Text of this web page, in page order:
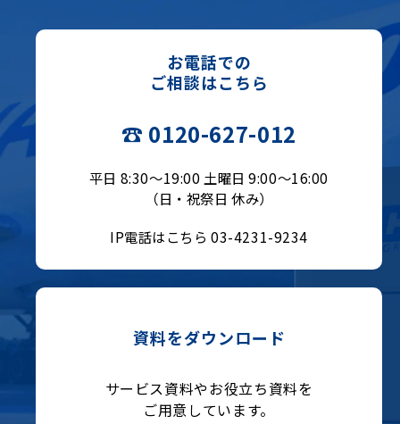
お電話での
ご相談はこちら
☎ 0120-627-012
平日 8:30〜19:00 土曜日 9:00〜16:00
（日・祝祭日 休み）
IP電話はこちら 03-4231-9234
資料をダウンロード
サービス資料やお役立ち資料を
ご用意しています。